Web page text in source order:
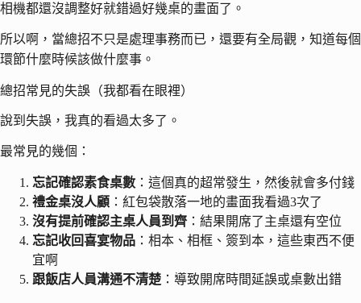
相機都還沒調整好就錯過好幾桌的畫面了。
所以啊，當總招不只是處理事務而已，還要有全局觀，知道每個
環節什麼時候該做什麼事。
總招常見的失誤（我都看在眼裡）
說到失誤，我真的看過太多了。
最常見的幾個：
忘記確認素食桌數 ：這個真的超常發生，然後就會多付錢
禮金桌沒人顧 ：紅包袋散落一地的畫面我看過3次了
沒有提前確認主桌人員到齊：結果開席了主桌還有空位
忘記收回喜宴物品 ：相本、相框、簽到本，這些東西不便
宜啊
跟飯店人員溝通不清楚 ：導致開席時間延誤或桌數出錯